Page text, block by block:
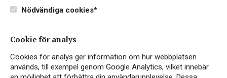
Instagram
Nödvändiga cookies*
Cookie för analys
Cookies för analys ger information om hur webbplatsen
används, till exempel genom Google Analytics, vilket innebär